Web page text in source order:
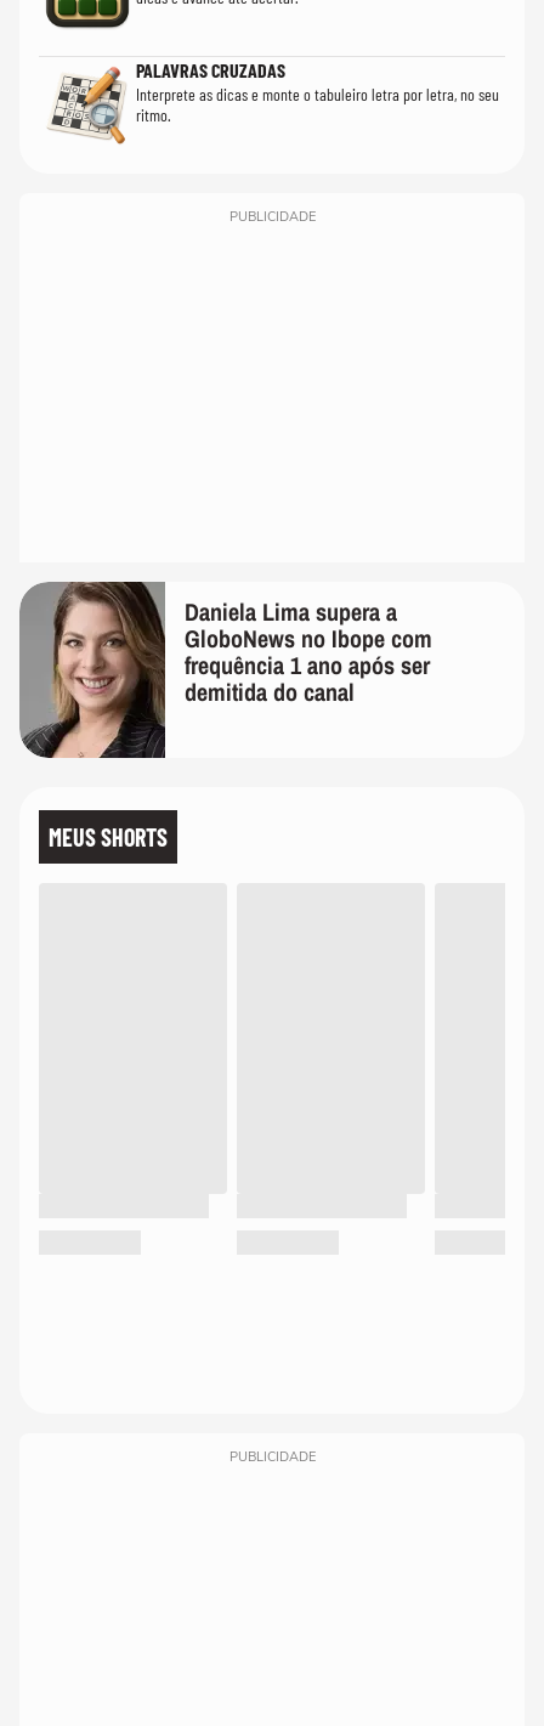
PALAVRAS CRUZADAS
Interprete as dicas e monte o tabuleiro letra por letra, no seu
ritmo.
PUBLICIDADE
Daniela Lima supera a
GloboNews no Ibope com
frequência 1 ano após ser
demitida do canal
MEUS SHORTS
PUBLICIDADE